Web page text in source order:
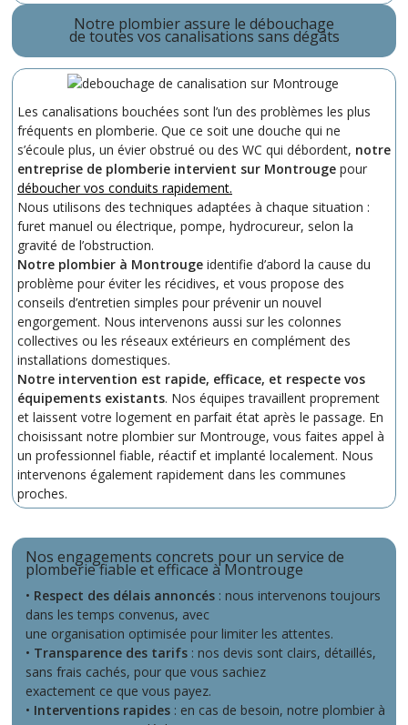
Notre plombier assure le débouchage
de toutes vos canalisations sans dégâts
Les canalisations bouchées sont l’un des problèmes les plus
fréquents en plomberie. Que ce soit une douche qui ne
s’écoule plus, un évier obstrué ou des WC qui débordent, notre
entreprise de plomberie intervient sur Montrouge pour
déboucher vos conduits rapidement.
Nous utilisons des techniques adaptées à chaque situation :
furet manuel ou électrique, pompe, hydrocureur, selon la
gravité de l’obstruction.
Notre plombier à Montrouge identifie d’abord la cause du
problème pour éviter les récidives, et vous propose des
conseils d’entretien simples pour prévenir un nouvel
engorgement. Nous intervenons aussi sur les colonnes
collectives ou les réseaux extérieurs en complément des
installations domestiques.
Notre intervention est rapide, efficace, et respecte vos
équipements existants. Nos équipes travaillent proprement
et laissent votre logement en parfait état après le passage. En
choisissant notre plombier sur Montrouge, vous faites appel à
un professionnel fiable, réactif et implanté localement. Nous
intervenons également rapidement dans les communes
proches.
Nos engagements concrets pour un service de
plomberie fiable et efficace à Montrouge
• Respect des délais annoncés : nous intervenons toujours
dans les temps convenus, avec
une organisation optimisée pour limiter les attentes.
• Transparence des tarifs : nos devis sont clairs, détaillés,
sans frais cachés, pour que vous sachiez
exactement ce que vous payez.
• Interventions rapides : en cas de besoin, notre plombier à